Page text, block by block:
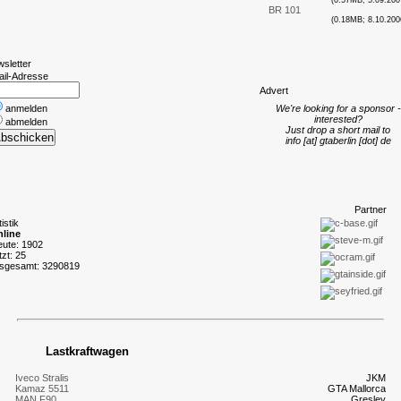
Adresse
anmelden
abmelden
1902
25
3290819
BR 101
(0.18MB;
Advert
We're looking for a sponsor -
interested?
Just drop a short mail to
info [at] gtaberlin [dot] de
Partner
Lastkraftwagen
JKM
Iveco Stralis
GTA Mallorca
Kamaz 5511